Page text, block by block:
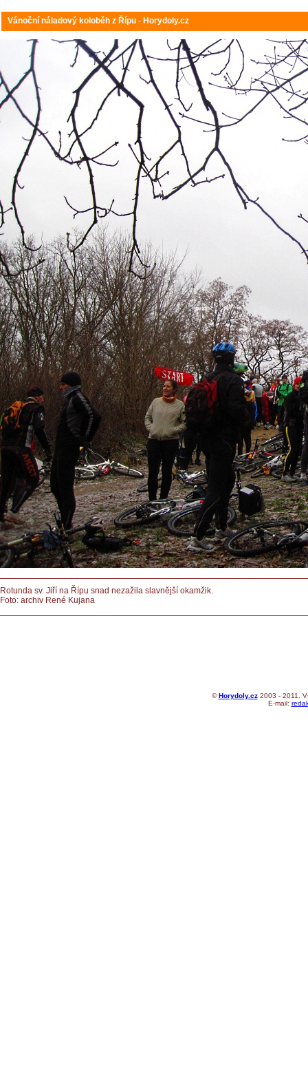
Vánoční náladový koloběh z Řípu - Horydoly.cz
Rotunda sv. Jiří na Řípu snad nezažila slavnější okamžik.
Foto: archiv René Kujana
©Horydoly.cz2003 - 2011.
E-mail: